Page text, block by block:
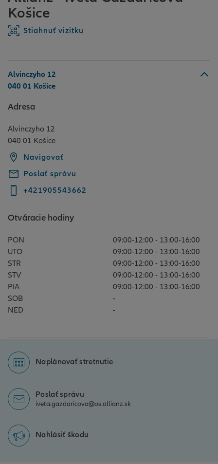
Košice
Stiahnuť vizitku
Alvinczyho 12
040 01 Košice
Adresa
Alvinczyho 12
040 01 Košice
Navigovať
Poslať správu
+421905543662
Otváracie hodiny
PON
09:00-12:00 - 13:00-16:00
UTO
09:00-12:00 - 13:00-16:00
STR
09:00-12:00 - 13:00-16:00
STV
09:00-12:00 - 13:00-16:00
PIA
09:00-12:00 - 13:00-16:00
SOB
-
NED
-
Naplánovať stretnutie
Poslať správu
iveta.gazdaricova@os.allianz.sk
Nahlásiť škodu